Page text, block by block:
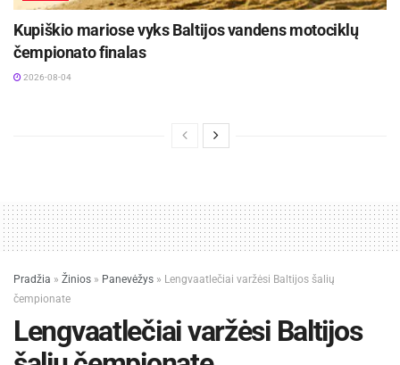
Kupiškio mariose vyks Baltijos vandens motociklų
čempionato finalas
2026-08-04
Pradžia » Žinios » Panevėžys » Lengvaatlečiai varžėsi Baltijos šalių
čempionate
Lengvaatlečiai varžėsi Baltijos